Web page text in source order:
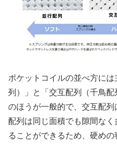
ポケットコイルの並べ方に
列）」と「交互配列（千鳥
のほうが一般的で、交互配
配列は同じ面積でも隙間な
ることができるため、硬めの